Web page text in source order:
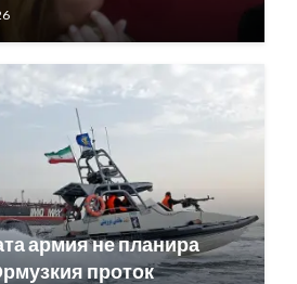
армия не планира
проток